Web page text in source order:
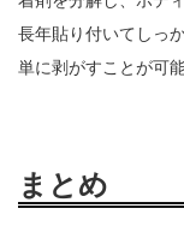
長年貼り付いてしっ
単に剥がすことが可能
まとめ